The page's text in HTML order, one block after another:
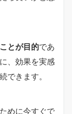
とが目的であ
、効果を実感
できます。
めに今すぐで